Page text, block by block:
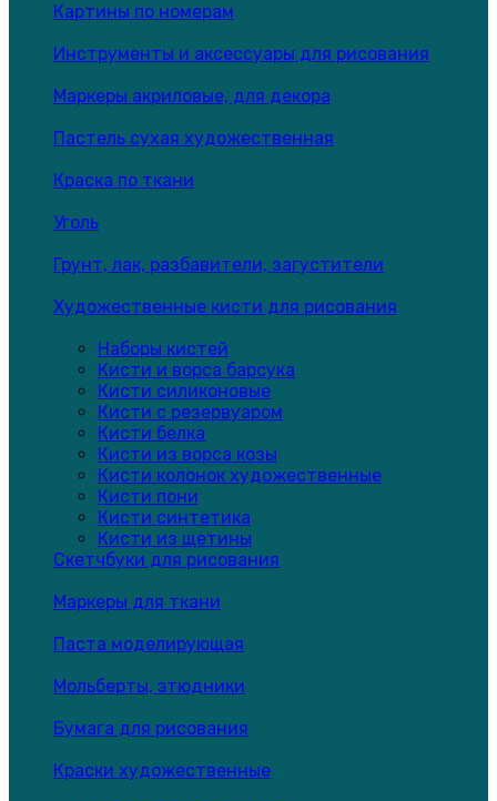
Картины по номерам
Инструменты и аксессуары для рисования
Маркеры акриловые, для декора
Пастель сухая художественная
Краска по ткани
Уголь
Грунт, лак, разбавители, загустители
Художественные кисти для рисования
Наборы кистей
Кисти и ворса барсука
Кисти силиконовые
Кисти с резервуаром
Кисти белка
Кисти из ворса козы
Кисти колонок художественные
Кисти пони
Кисти синтетика
Кисти из щетины
Скетчбуки для рисования
Маркеры для ткани
Паста моделирующая
Мольберты, этюдники
Бумага для рисования
Краски художественные